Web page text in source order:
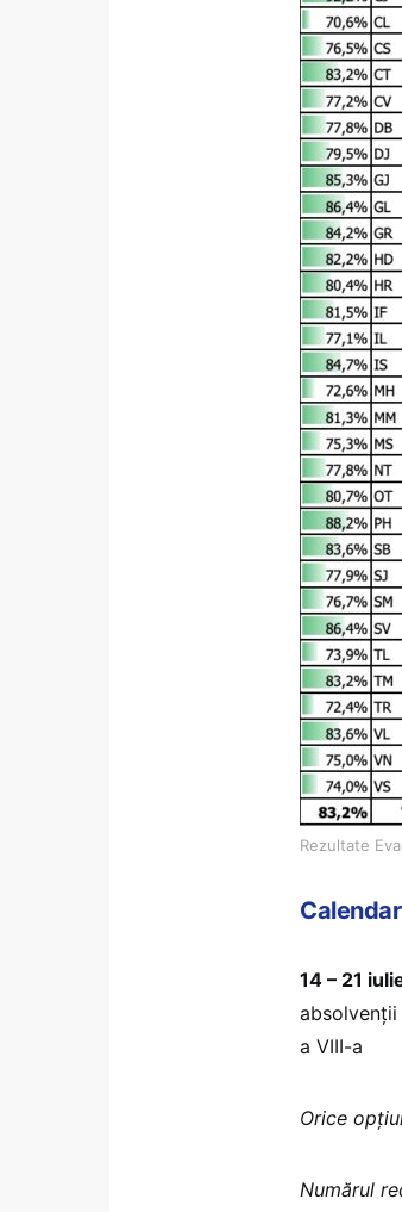
Rezultate
14 – 21
a VIII-a
Orice
Numărul